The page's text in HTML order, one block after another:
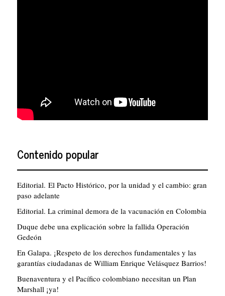
Contenido popular
Editorial. El Pacto Histórico, por la unidad y el cambio: gran
paso adelante
Editorial. La criminal demora de la vacunación en Colombia
Duque debe una explicación sobre la fallida Operación
Gedeón
En Galapa. ¡Respeto de los derechos fundamentales y las
garantías ciudadanas de William Enrique Velásquez Barrios!
Buenaventura y el Pacífico colombiano necesitan un Plan
Marshall ¡ya!